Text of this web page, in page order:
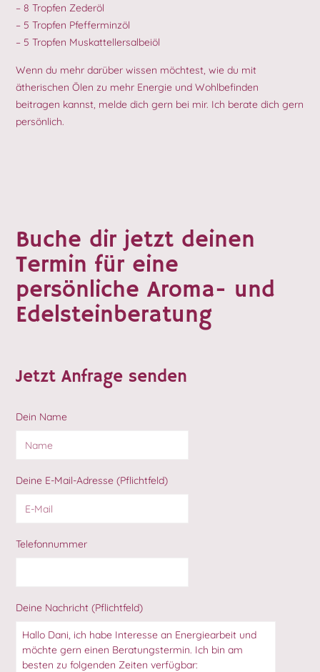
– 8 Tropfen Zederöl
– 5 Tropfen Pfefferminzöl
– 5 Tropfen Muskattellersalbeiöl
Wenn du mehr darüber wissen möchtest, wie du mit
ätherischen Ölen zu mehr Energie und Wohlbefinden
beitragen kannst, melde dich gern bei mir. Ich berate dich gern
persönlich.
Buche dir jetzt deinen
Termin für eine
persönliche Aroma- und
Edelsteinberatung
Jetzt Anfrage senden
Dein Name
Deine E-Mail-Adresse (Pflichtfeld)
Telefonnummer
Deine Nachricht (Pflichtfeld)